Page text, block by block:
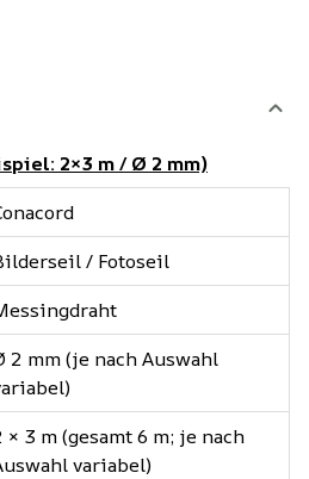
2×3 m / Ø 2 mm)
/ Fotoseil
2 mm (je nach Auswahl
× 3 m (gesamt 6 m; je nach
variabel)